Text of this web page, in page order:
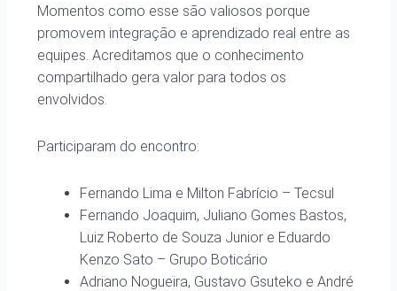
Momentos como esse são valiosos porque
promovem integração e aprendizado real entre as
equipes. Acreditamos que o conhecimento
compartilhado gera valor para todos os
envolvidos.
Participaram do encontro:
Fernando Lima e Milton Fabrício – Tecsul
Fernando Joaquim, Juliano Gomes Bastos,
Luiz Roberto de Souza Junior e Eduardo
Kenzo Sato – Grupo Boticário
Adriano Nogueira, Gustavo Gsuteko e André